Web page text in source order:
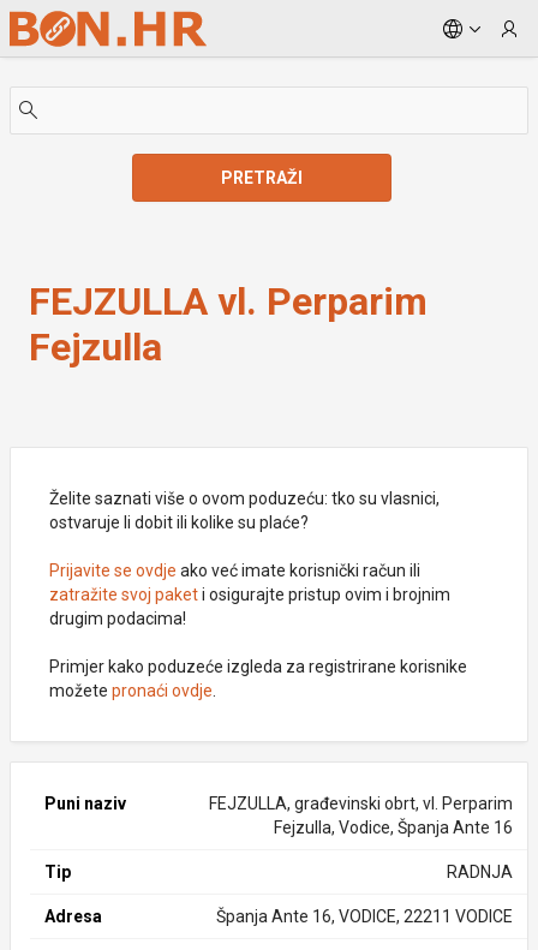
Skip to Main Content
PRETRAŽI
FEJZULLA vl. Perparim
Fejzulla
Želite saznati više o ovom poduzeću: tko su vlasnici,
ostvaruje li dobit ili kolike su plaće?
Prijavite se ovdje ako već imate korisnički račun ili
zatražite svoj paketi osigurajte pristup ovim i brojnim
drugim podacima!
Primjer kako poduzeće izgleda za registrirane korisnike
možete pronaći ovdje
Puni naziv
FEJZULLA, građevinski obrt, vl. Perparim
Fejzulla, Vodice, Španja Ante 16
Tip RADNJA
Adresa Španja Ante 16, VODICE, 22211 VODICE